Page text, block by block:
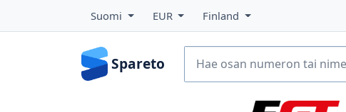
Suomi EUR Finland
Spareto